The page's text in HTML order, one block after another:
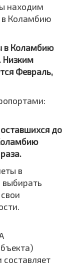
находим
в Коламбию
в Коламбию
Низким
Февраль,
до
в